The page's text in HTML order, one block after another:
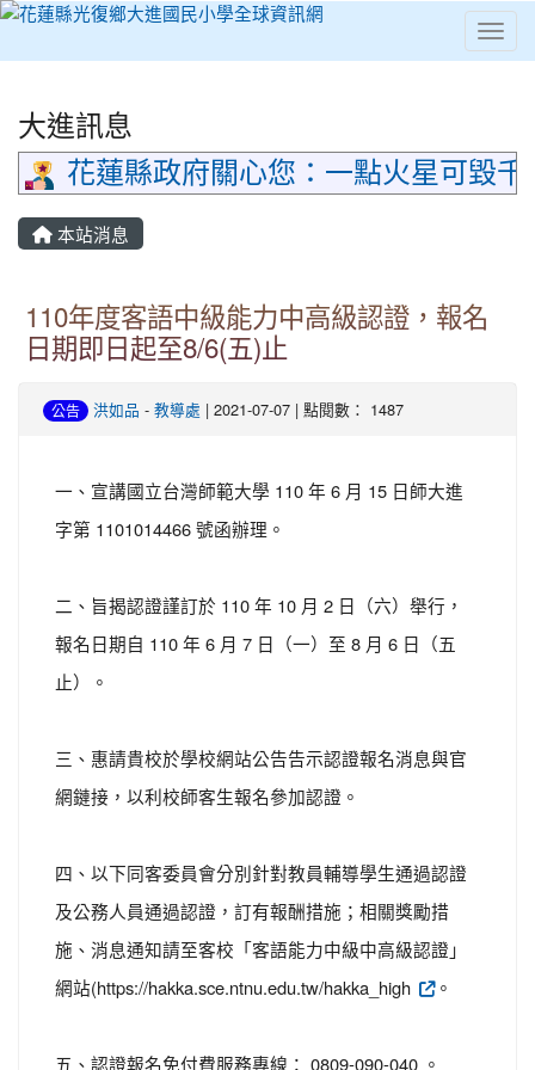
⏸
大進訊息
花蓮縣政府關心您：一點火星可毀
本站消息
110年度客語中級能力中高級認證，報名
日期即日起至8/6(五)止
公告 洪如品 - 教導處 | 2021-07-07 | 點閱數： 1487
一、宣講國立台灣師範大學 110 年 6 月 15 日師大進
字第 1101014466 號函辦理。
二、旨揭認證謹訂於 110 年 10 月 2 日（六）舉行，
報名日期自 110 年 6 月 7 日（一）至 8 月 6 日（五
止）。
三、惠請貴校於學校網站公告告示認證報名消息與官
網鏈接，以利校師客生報名參加認證。
四、以下同客委員會分別針對教員輔導學生通過認證
及公務人員通過認證，訂有報酬措施；相關獎勵措
施、消息通知請至客校「客語能力中級中高級認證」
網站(https://hakka.sce.ntnu.edu.tw/hakka_high
。
五、認證報名免付費服務專線： 0809-090-040 。